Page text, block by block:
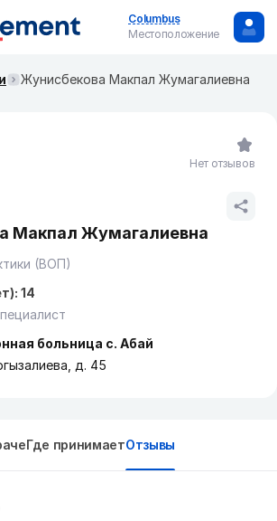
Columbus
Местоположение
Жунисбекова Макпал Жумагалиевна
Макпал Жумагалиевна
(ВОП)
14
больница с. Абай
д. 45
Нет отзывов
Где принимаетОтзывы